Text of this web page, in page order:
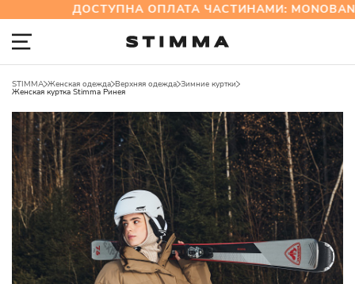
ДОСТУПНА ОПЛАТА ЧАСТИНАМИ:
STIMMA Женская одежда Верхняя одежда Зимние куртки
Женская куртка Stimma Ринея